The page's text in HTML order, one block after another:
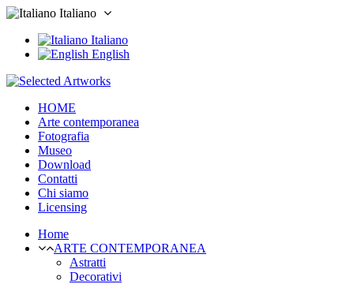
Italiano
Italiano
English
HOME
Arte contemporanea
Fotografia
Museo
Download
Contatti
Chi siamo
Licensing
Home
ARTE CONTEMPORANEA
Astratti
Decorativi